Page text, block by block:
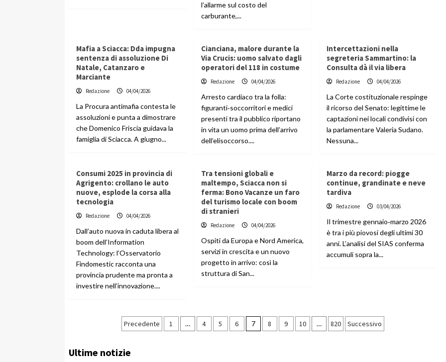
l’allarme sul costo del
carburante,...
Mafia a Sciacca: Dda impugna
sentenza di assoluzione Di
Natale, Catanzaro e
Marciante
Redazione 04/04/2026
La Procura antimafia contesta le
assoluzioni e punta a dimostrare
che Domenico Friscia guidava la
famiglia di Sciacca. A giugno...
Cianciana, malore durante la
Via Crucis: uomo salvato dagli
operatori del 118 in costume
Redazione 04/04/2026
Arresto cardiaco tra la folla:
figuranti‑soccorritori e medici
presenti tra il pubblico riportano
in vita un uomo prima dell’arrivo
dell’elisoccorso....
Intercettazioni nella
segreteria Sammartino: la
Consulta dà il via libera
Redazione 04/04/2026
La Corte costituzionale respinge
il ricorso del Senato: legittime le
captazioni nei locali condivisi con
la parlamentare Valeria Sudano.
Nessuna...
Consumi 2025 in provincia di
Agrigento: crollano le auto
nuove, esplode la corsa alla
tecnologia
Redazione 04/04/2026
Dall’auto nuova in caduta libera al
boom dell’Information
Technology: l’Osservatorio
Findomestic racconta una
provincia prudente ma pronta a
investire nell’innovazione....
Tra tensioni globali e
maltempo, Sciacca non si
ferma: Bono Vacanze un faro
del turismo locale con boom
di stranieri
Redazione 04/04/2026
Ospiti da Europa e Nord America,
servizi in crescita e un nuovo
progetto in arrivo: così la
struttura di San...
Marzo da record: piogge
continue, grandinate e neve
tardiva
Redazione 03/04/2026
Il trimestre gennaio‑marzo 2026
è tra i più piovosi degli ultimi 30
anni. L’analisi del SIAS conferma
accumuli sopra la...
Paginazione
degli
Precedente 1 … 4 5 6 7 8 9 10 … 820 Successivo
Ultime notizie